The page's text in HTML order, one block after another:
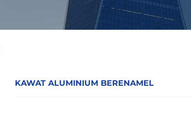
KAWAT ALUMINIUM BERENAMEL